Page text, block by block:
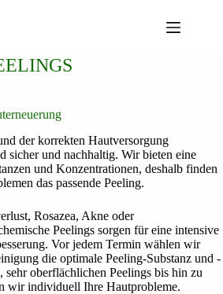
der korrekten Hautversorgung
sicher und nachhaltig. Wir bieten eine
und Konzentrationen, deshalb finden
das passende Peeling.
Rosazea, Akne oder
Peelings sorgen für eine intensive
Vor jedem Termin wählen wir
die optimale Peeling-Substanz und -
oberflächlichen Peelings bis hin zu
wir individuell Ihre Hautprobleme.